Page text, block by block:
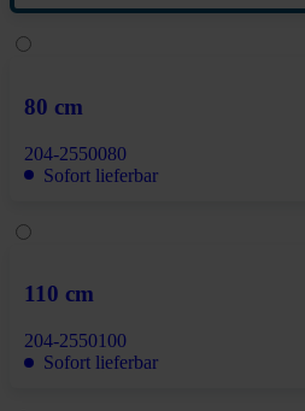
80 cm
204-2550080
Sofort lieferbar
110 cm
204-2550100
Sofort lieferbar